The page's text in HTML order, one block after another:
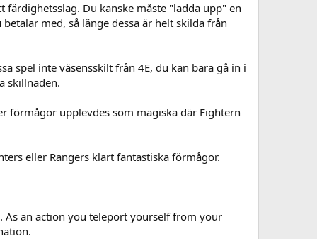
färdighetsslag. Du kanske måste "ladda upp" en
med, så länge dessa är helt skilda från
spel inte väsensskilt från 4E, du kan bara gå in i
skillnaden.
förmågor upplevdes som magiska där Fightern
eller Rangers klart fantastiska förmågor.
As an action you teleport yourself from your